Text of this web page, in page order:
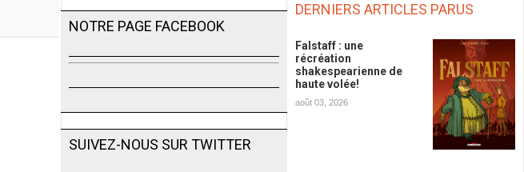
NOTRE PAGE FACEBOOK
SUIVEZ-NOUS SUR TWITTER
DERNIERS ARTICLES PARUS
Falstaff : une
récréation
shakespearienne de
haute volée!
août 03, 2026